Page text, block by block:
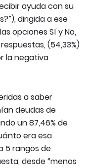
ayuda con su
dirigida a ese
opciones Sí y No,
(54,33%)
la negativa
a saber
deudas de
un 87,46% de
era esa
5 rangos de
desde “menos